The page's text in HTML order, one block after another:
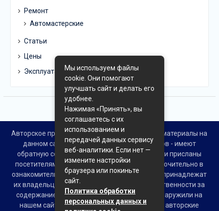
Ремонт
Автомастерские
Статьи
Цены
Эксплуатация
Авторское право © Все права защищены. Все материалы на
данном сайте взяты из открытых источников - имеют
обратную ссылку на материал в интернете или присланы
посетителями сайта и предоставляются исключительно в
ознакомительных целях. Права на материалы принадлежат
их владельцам. Администрация сайта ответственности за
содержание материала не несет. Если Вы обнаружили на
нашем сайте материалы, которые нарушают авторские
Мы используем файлы
cookie. Они помогают
улучшать сайт и делать его
удобнее.
Нажимая «Принять», вы
соглашаетесь с их
использованием и
передачей данных сервису
веб-аналитики. Если нет —
измените настройки
браузера или покиньте
сайт.
Политика обработки
персональных данных и